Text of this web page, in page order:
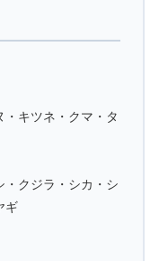
・キツネ・クマ・タ
・クジラ・シカ・シ
ギ